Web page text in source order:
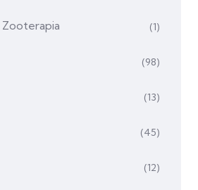
Zooterapia (1)
(98)
(13)
(45)
(12)